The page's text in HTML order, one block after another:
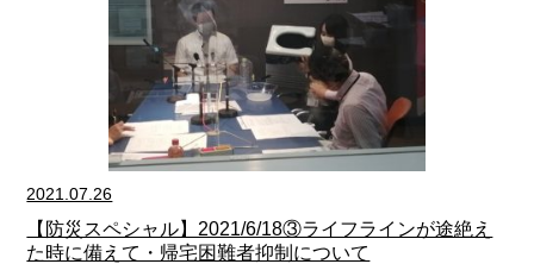
2021.07.26
【防災スペシャル】2021/6/18③ライフラインが途絶え
た時に備えて・帰宅困難者抑制について